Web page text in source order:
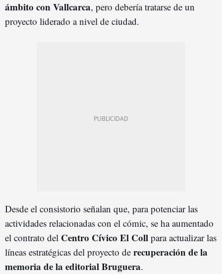
ámbito con Vallcarca, pero debería tratarse de un
proyecto liderado a nivel de ciudad.
Desde el consistorio señalan que, para potenciar las
actividades relacionadas con el cómic, se ha aumentado
el contrato del Centro Cívico El Coll para actualizar las
líneas estratégicas del proyecto de recuperación de la
memoria de la editorial Bruguera.